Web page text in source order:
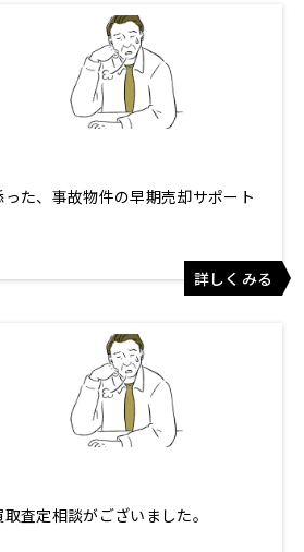
た、事故物件の早期売却サポート
詳しくみる
査定相談がございました。